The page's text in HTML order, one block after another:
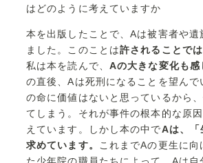
はどのように考えていますか
本を出版したことで、Aは被害者や遺
ました。このことは許されることで
私は本を読んで、 Aの大きな変化も感
の直後、Aは死刑になることを望んで
の命に価値はないと思っているから
てしまう。それが事件の根本的な原
えています。しかし本の中でAは、「
求めています。
これまでAの更生に向
た少年院の職員たちによって、Aは自